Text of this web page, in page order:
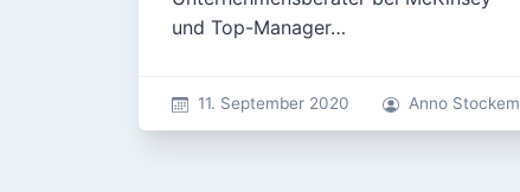
und Top-Manager…
11. September 2020 Anno Stockem